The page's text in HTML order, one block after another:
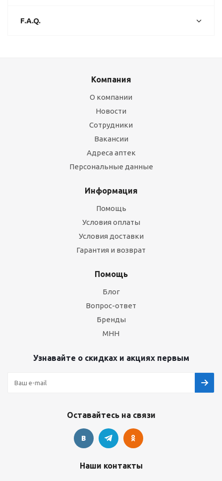
F.A.Q.
Компания
О компании
Новости
Сотрудники
Вакансии
Адреса аптек
Персональные данные
Информация
Помощь
Условия оплаты
Условия доставки
Гарантия и возврат
Помощь
Блог
Вопрос-ответ
Бренды
МНН
Узнавайте о скидках и акциях первым
Оставайтесь на связи
Наши контакты